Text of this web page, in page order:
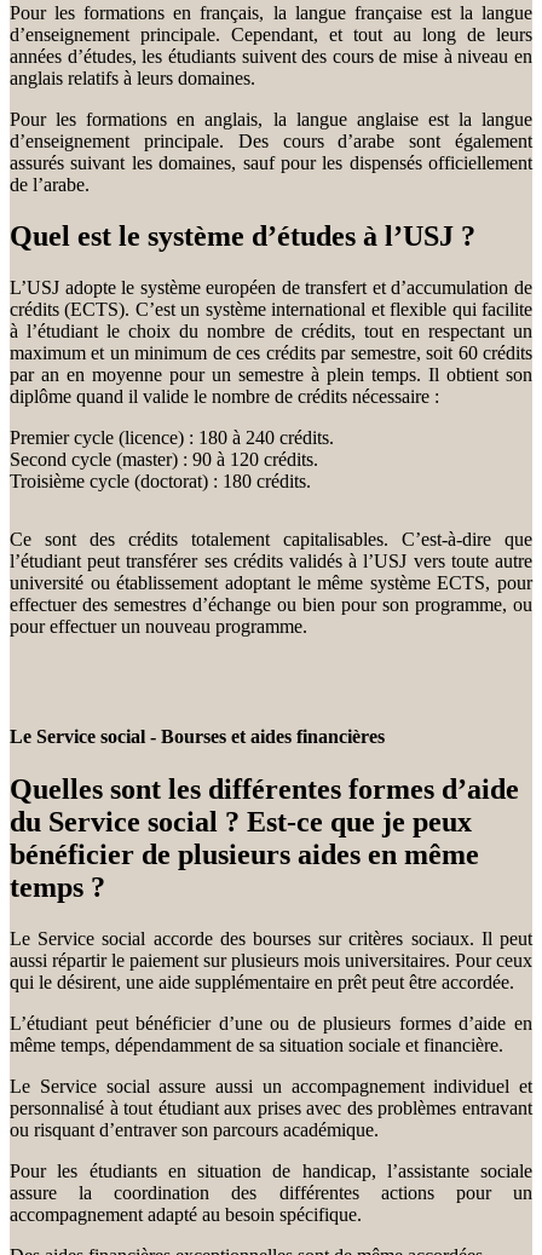
Pour les formations en français, la langue française est la langue
d’enseignement principale. Cependant, et tout au long de leurs
années d’études, les étudiants suivent des cours de mise à niveau en
anglais relatifs à leurs domaines.
Pour les formations en anglais, la langue anglaise est la langue
d’enseignement principale. Des cours d’arabe sont également
assurés suivant les domaines, sauf pour les dispensés officiellement
de l’arabe.
Quel est le système d’études à l’USJ ?
L’USJ adopte le système européen de transfert et d’accumulation de
crédits (ECTS). C’est un système international et flexible qui facilite
à l’étudiant le choix du nombre de crédits, tout en respectant un
maximum et un minimum de ces crédits par semestre, soit 60 crédits
par an en moyenne pour un semestre à plein temps. Il obtient son
diplôme quand il valide le nombre de crédits nécessaire :
Premier cycle (licence) : 180 à 240 crédits.
Second cycle (master) : 90 à 120 crédits.
Troisième cycle (doctorat) : 180 crédits.
Ce sont des crédits totalement capitalisables. C’est-à-dire que
l’étudiant peut transférer ses crédits validés à l’USJ vers toute autre
université ou établissement adoptant le même système ECTS, pour
effectuer des semestres d’échange ou bien pour son programme, ou
pour effectuer un nouveau programme.
Le Service social - Bourses et aides financières
Quelles sont les différentes formes d’aide
du Service social ? Est-ce que je peux
bénéficier de plusieurs aides en même
temps ?
Le Service social accorde des bourses sur critères sociaux. Il peut
aussi répartir le paiement sur plusieurs mois universitaires. Pour ceux
qui le désirent, une aide supplémentaire en prêt peut être accordée.
L’étudiant peut bénéficier d’une ou de plusieurs formes d’aide en
même temps, dépendamment de sa situation sociale et financière.
Le Service social assure aussi un accompagnement individuel et
personnalisé à tout étudiant aux prises avec des problèmes entravant
ou risquant d’entraver son parcours académique.
Pour les étudiants en situation de handicap, l’assistante sociale
assure la coordination des différentes actions pour un
accompagnement adapté au besoin spécifique.